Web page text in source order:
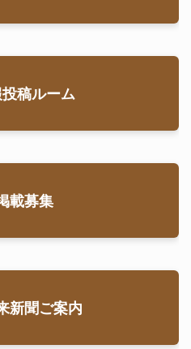
稿ルーム
載募集
新聞ご案内